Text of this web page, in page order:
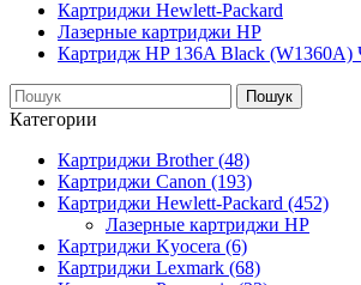
Картриджи Hewlett-Packard
Лазерные картриджи HP
Картридж HP 136A Black (W1360A)
Пошук
Категории
Картриджи Brother (48)
Картриджи Canon (193)
Картриджи Hewlett-Packard (452)
Лазерные картриджи HP
Картриджи Kyocera (6)
Картриджи Lexmark (68)